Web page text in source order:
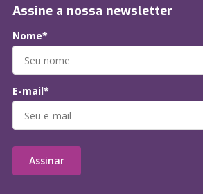
Assine a nossa newsletter
Nome*
E-mail*
Assinar